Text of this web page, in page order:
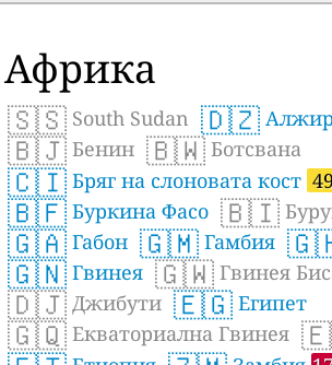
Африка
🇸🇸 South Sudan 🇩🇿 Алжир
🇧🇯 Бенин 🇧🇼 Ботсвана
🇨🇮 Бряг на слоновата кост
🇧🇫 Буркина Фасо 🇧🇮
🇬🇦 Габон 🇬🇲 Гамбия
🇬🇳 Гвинея 🇬🇼 Гвинея
🇩🇯 Джибути 🇪🇬 Египет
🇬🇶 Екваториална Гвинея